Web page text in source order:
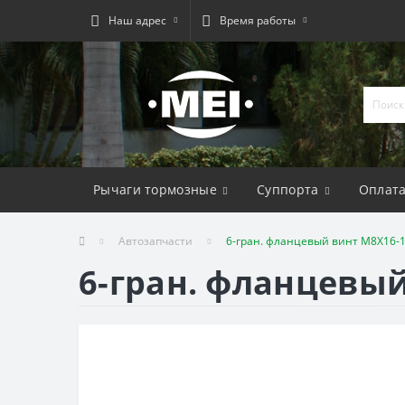
Наш адрес Время работы
Рычаги тормозные Суппорта
Автозапчасти 6-гран. фланцевый винт M8X16-
6-гран.